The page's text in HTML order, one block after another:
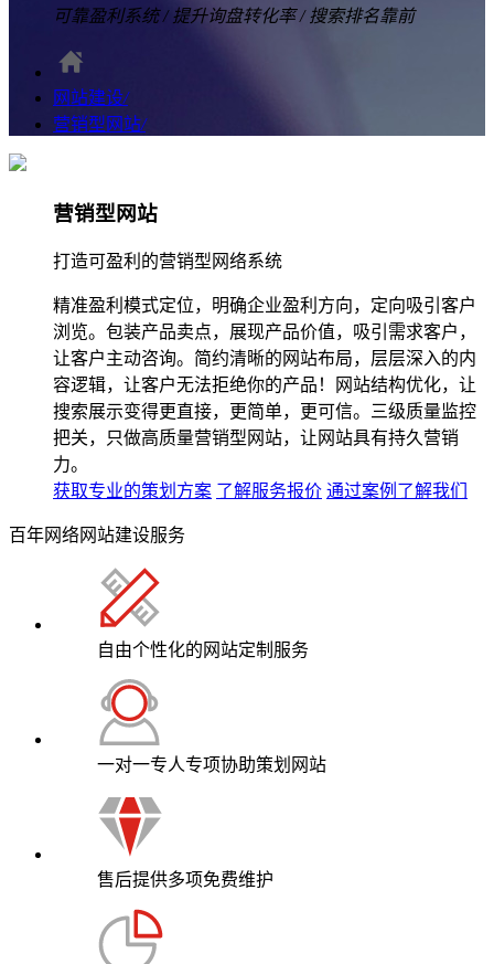
可靠盈利系统/ 提升询盘转化率/ 搜索排名靠前
网站建设/
营销型网站/
营销型网站
打造可盈利的营销型网络系统
精准盈利模式定位，明确企业盈利方向，定向吸引客户
浏览。包装产品卖点，展现产品价值，吸引需求客户，
让客户主动咨询。简约清晰的网站布局，层层深入的内
容逻辑，让客户无法拒绝你的产品！网站结构优化，让
搜索展示变得更直接，更简单，更可信。三级质量监控
把关，只做高质量营销型网站，让网站具有持久营销
力。
获取专业的策划方案 了解服务报价 通过案例了解我们
百年网络网站建设服务
自由个性化的 网站定制服务
一对一专人专项协助策划网站
售后提供多项免费维护